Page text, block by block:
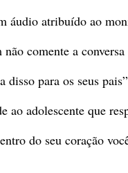
áudio atribuído ao
comente a
disso para os seus
adolescente que
do seu coração